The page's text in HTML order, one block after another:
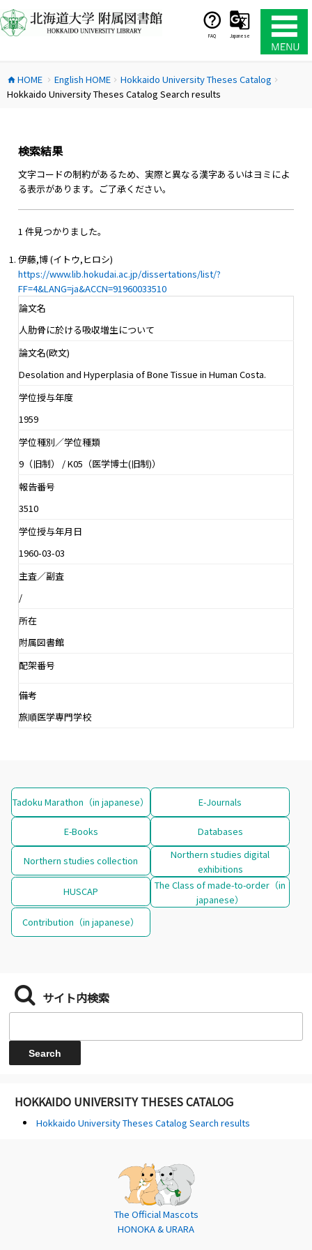
ン
テ
へ
ス
FAQ Japanese
home HOME chevron_right English HOMEchevron_right Hokkaido University Theses Catalog chevron_right
Hokkaido University Theses Catalog Search results
検索結果
文字コードの制約があるため、実際と異なる漢字あるいはヨミによ
る表示があります。ご了承ください。
1 件見つかりました。
伊藤,博 (イトウ,ヒロシ)
https://www.lib.hokudai.ac.jp/dissertations/list/?
FF=4&LANG=ja&ACCN=91960033510
論文名
人肋骨に於ける吸収増生について
論文名(欧文)
Desolation and Hyperplasia of Bone Tissue in Human Costa.
学位授与年度
1959
学位種別／学位種類
9（旧制） / K05（医学博士(旧制)）
報告番号
3510
学位授与年月日
1960-03-03
主査／副査
/
所在
附属図書館
配架番号
備考
旅順医学専門学校
Tadoku Marathon（in japanese） E-Journals
E-Books Databases
Northern studies collection
Northern studies digital
exhibitions
HUSCAP
The Class of made-to-order（in
japanese）
Contribution（in japanese）
サイト内検索
HOKKAIDO UNIVERSITY THESES CATALOG
Hokkaido University Theses Catalog Search results
The Official Mascots
HONOKA & URARA